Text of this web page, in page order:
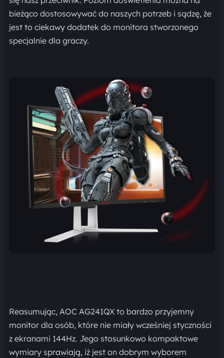
bieżąco dostosowywać do naszych potrzeb i sądzę, że
jest to ciekawy dodatek do monitora stworzonego
specjalnie dla graczy.
Reasumując, AOC AG241QX to bardzo przyjemny
monitor dla osób, które nie miały wcześniej styczności
z ekranami 144Hz. Jego stosunkowo kompaktowe
wymiary sprawiają, iż jest on dobrym wyborem